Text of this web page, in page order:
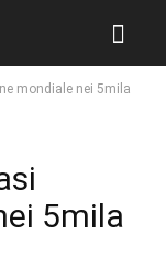
mondiale nei 5mila
5mila